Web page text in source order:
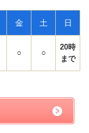
金 土 日
○ ○
20時
まで